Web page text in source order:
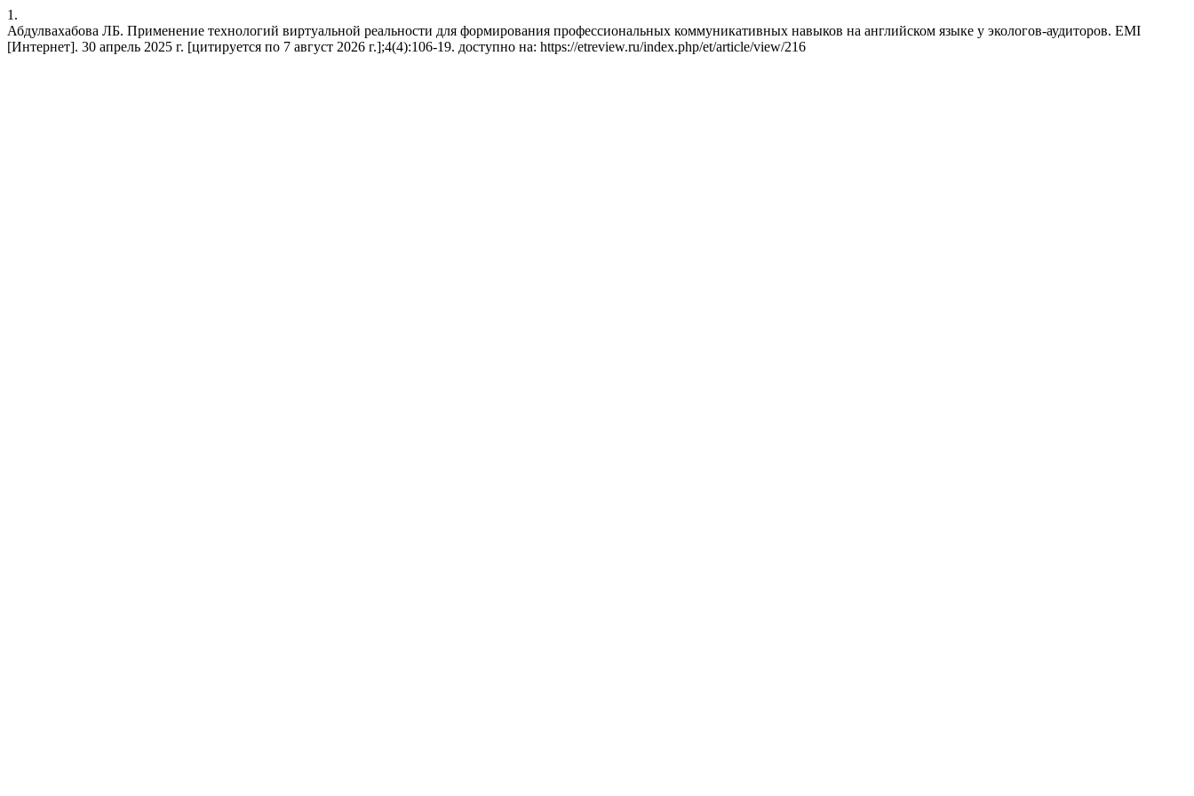
1.
Абдулвахабова ЛБ. Применение технологий виртуальной реальности для формирования профессиональных коммуникативных навыков на английском языке у экологов-аудиторов. EMI
[Интернет]. 30 апрель 2025 г. [цитируется по 7 август 2026 г.];4(4):106-19. доступно на: https://etreview.ru/index.php/et/article/view/216